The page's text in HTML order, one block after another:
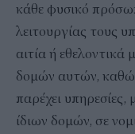
κάθε φυσικό
λειτουργίας τους
αιτία ή
δομών αυτών,
παρέχει
ίδιων δομών, σε